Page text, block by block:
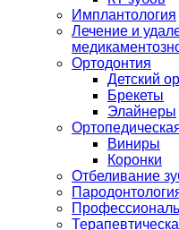
Имплантология
Лечение и
Ортодонтия
Детский
Брекеты
Элайнеры
Виниры
Коронки
Отбеливание